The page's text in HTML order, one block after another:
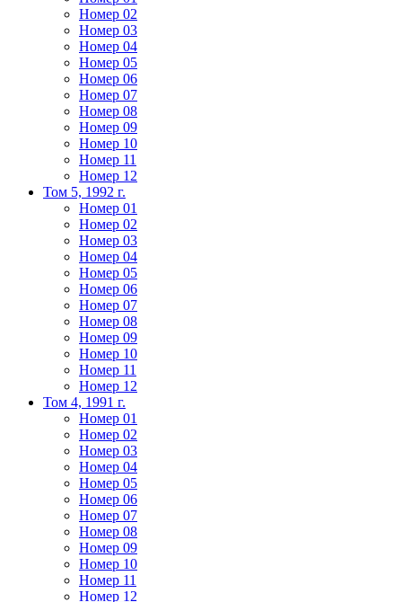
Номер 02
Номер 03
Номер 04
Номер 05
Номер 06
Номер 07
Номер 08
Номер 09
Номер 10
Номер 11
Номер 12
Том 5, 1992 г.
Номер 01
Номер 02
Номер 03
Номер 04
Номер 05
Номер 06
Номер 07
Номер 08
Номер 09
Номер 10
Номер 11
Номер 12
Том 4, 1991 г.
Номер 01
Номер 02
Номер 03
Номер 04
Номер 05
Номер 06
Номер 07
Номер 08
Номер 09
Номер 10
Номер 11
Номер 12